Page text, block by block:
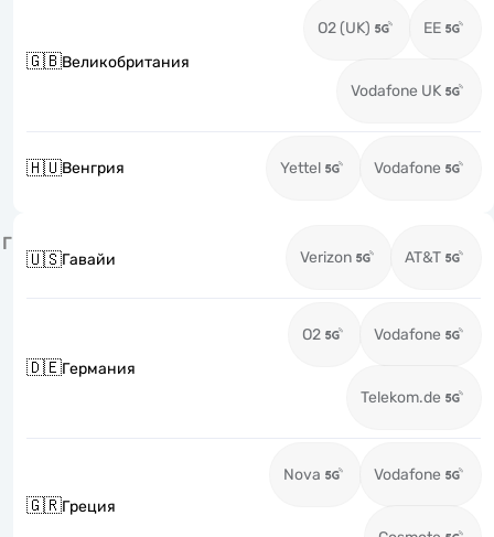
🇬🇧Великобритания
O2 (UK) EE
Vodafone UK
🇭🇺Венгрия Yettel Vodafone
Г
🇺🇸Гавайи Verizon AT&T
🇩🇪Германия
O2 Vodafone
Telekom.de
🇬🇷Греция
Nova Vodafone